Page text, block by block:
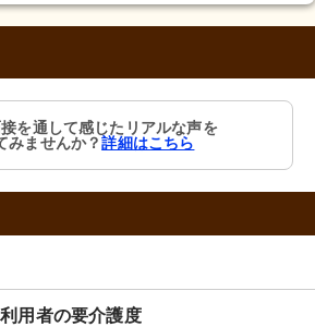
を通して感じたリアルな声を
みませんか？詳細はこちら
利用者の要介護度